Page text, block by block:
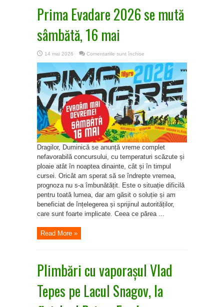
Prima Evadare 2026 se mută
sâmbătă, 16 mai
14 mai 2026 Comentariile sunt închise
Evadare
2026
se
mută
sâmbătă,
16
mai
Dragilor, Duminică se anunță vreme complet
nefavorabilă concursului, cu temperaturi scăzute și
ploaie atât în noaptea dinainte, cât și în timpul
cursei. Oricât am sperat să se îndrepte vremea,
prognoza nu s-a îmbunătățit. Este o situație dificilă
pentru toată lumea, dar am găsit o soluție și am
beneficiat de înțelegerea și sprijinul autorităților,
care sunt foarte implicate. Ceea ce părea ...
Read More »
Plimbări cu vaporașul Vlad
Tepes pe Lacul Snagov, la